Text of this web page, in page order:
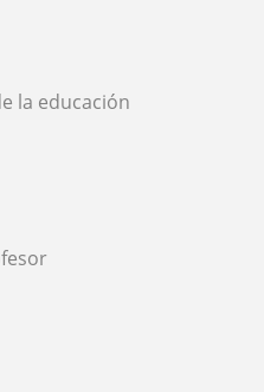
la educación